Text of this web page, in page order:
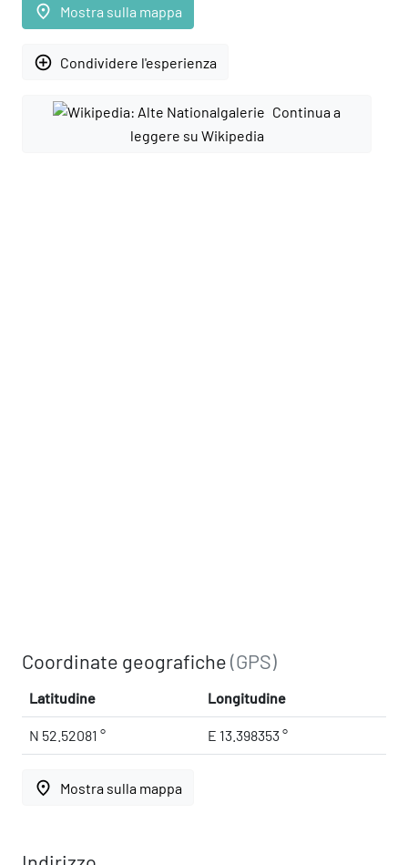
place Mostra sulla mappa
add_circle_outline Condividere l'esperienza
Continua a
leggere su Wikipedia
Coordinate geografiche(GPS)
Latitudine Longitudine
N 52.52081 ° E 13.398353 °
place Mostra sulla mappa